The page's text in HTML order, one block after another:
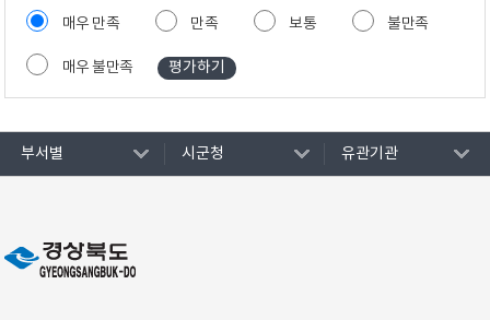
매우 만족 만족 보통 불만족
매우 불만족
부서별 시군청 유관기관